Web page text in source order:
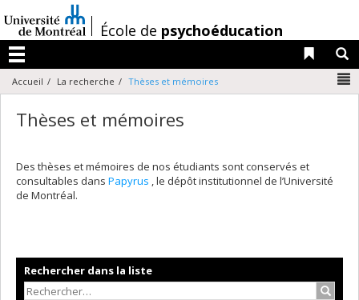
au
contenu
/École de psychoéducation
Menu
Liens
Accueil La recherche Thèses et mémoires
Thèses et mémoires
Des thèses et mémoires de nos étudiants sont conservés et
consultables dans Papyrus , le dépôt institutionnel de l’Université
de Montréal.
Rechercher dans la liste